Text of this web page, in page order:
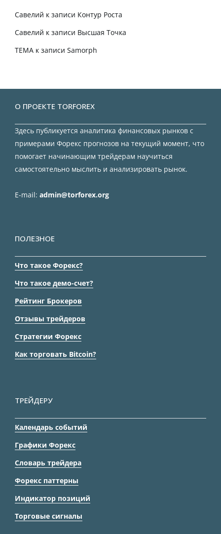
Савелий к записи Контур Роста
Савелий к записи Высшая Точка
TEMA к записи Samorph
О ПРОЕКТЕ TORFOREX
Здесь публикуется аналитика финансовых рынков с
примерами Форекс прогнозов на текущий момент, что
помогает начинающим трейдерам научиться
самостоятельно мыслить и анализировать рынок.
E-mail: admin@torforex.org
ПОЛЕЗНОЕ
Что такое Форекс?
Что такое демо-счет?
Рейтинг Брокеров
Отзывы трейдеров
Стратегии Форекс
Как торговать Bitcoin?
ТРЕЙДЕРУ
Календарь событий
Графики Форекс
Словарь трейдера
Форекс паттерны
Индикатор позиций
Торговые сигналы